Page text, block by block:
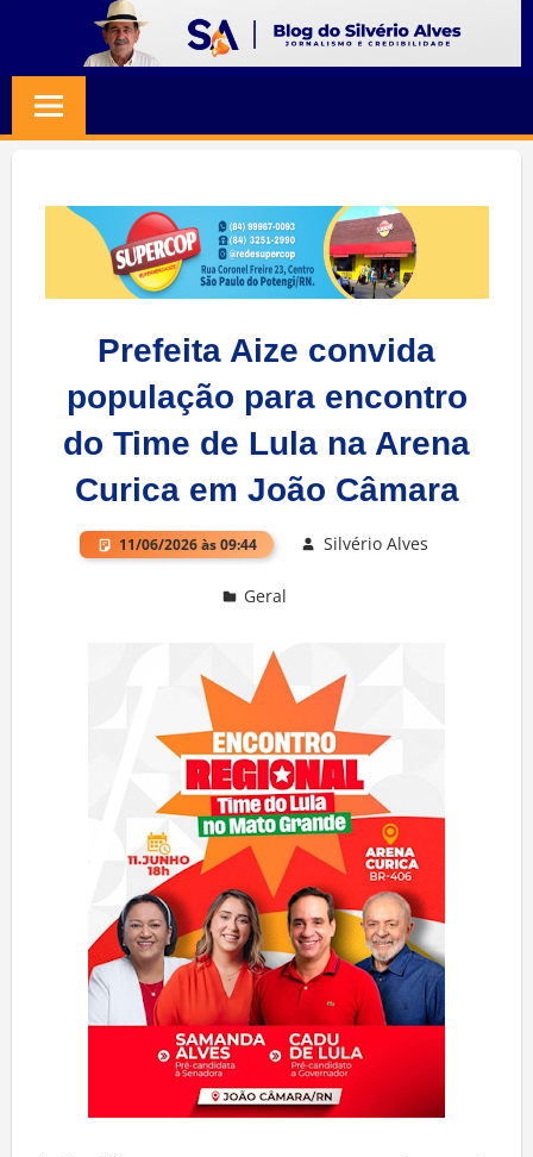
content
SILVERIO
ALVES
Jornalismo
Credibilidade
Prefeita Aize convida
população para encontro
do Time de Lula na Arena
Curica em João Câmara
11/06/2026 às 09:44 Silvério Alves
Geral